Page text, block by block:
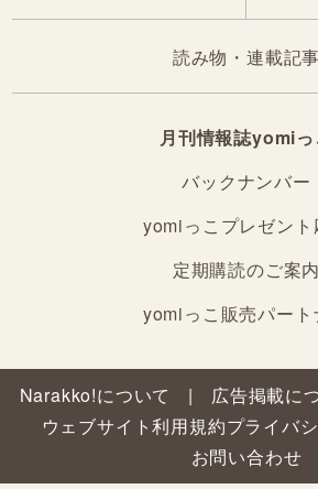
読み物・連載記事
月刊情報誌yomiっ
バックナンバー
yomiっこプレゼント
定期購読のご案内
yomiっこ販売パート
Narakko!について 広告掲載に
ウェブサイト利用規約プライバ
お問い合わせ